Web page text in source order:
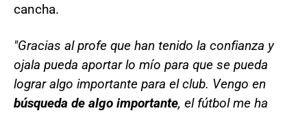
cancha.
"Gracias al profe que han tenido la confianza y
ojala pueda aportar lo mío para que se pueda
lograr algo importante para el club. Vengo en
búsqueda de algo importante, el fútbol me ha